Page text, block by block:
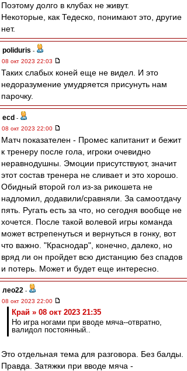
Поэтому долго в клубах не живут.
Некоторые, как Тедеско, понимают это, другие
нет.
poliduris -
08 окт 2023 22:03
Таких слабых коней еще не видел. И это
недоразумение умудряется присунуть нам
парочку.
ecd -
08 окт 2023 22:00
Матч показателен - Промес капитанит и бежит
к тренеру после гола, игроки очевидно
неравнодушны. Эмоции присутствуют, значит
этот состав тренера не сливает и это хорошо.
Обидный второй гол из-за рикошета не
надломил, додавили/сравняли. За самоотдачу
пять. Ругать есть за что, но сегодня вообще не
хочется. После такой волевой игры команда
может встрепенуться и вернуться в гонку, вот
что важно. "Краснодар", конечно, далеко, но
вряд ли он пройдет всю дистанцию без спадов
и потерь. Может и будет еще интересно.
лео22 -
08 окт 2023 22:00
Край » 08 окт 2023 21:35
Но игра ногами при вводе мяча--отвратно,
валидол постоянный..
Это отдельная тема для разговора. Без балды.
Правда. Затяжки при вводе мяча -